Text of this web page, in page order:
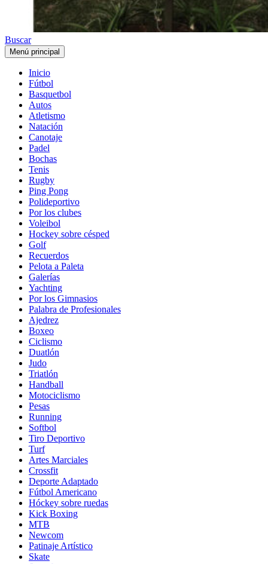
Buscar
Menú principal
Inicio
Fútbol
Basquetbol
Autos
Atletismo
Natación
Canotaje
Padel
Bochas
Tenis
Rugby
Ping Pong
Polideportivo
Por los clubes
Voleibol
Hockey sobre césped
Golf
Recuerdos
Pelota a Paleta
Galerías
Yachting
Por los Gimnasios
Palabra de Profesionales
Ajedrez
Boxeo
Ciclismo
Duatlón
Judo
Triatlón
Handball
Motociclismo
Pesas
Running
Softbol
Tiro Deportivo
Turf
Artes Marciales
Crossfit
Deporte Adaptado
Fútbol Americano
Hóckey sobre ruedas
Kick Boxing
MTB
Newcom
Patinaje Artístico
Skate